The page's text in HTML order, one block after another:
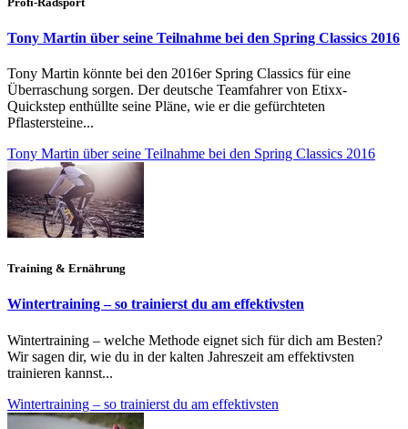
Tony Martin über seine Teilnahme bei den Spring Classics 2016
Tony Martin könnte bei den 2016er Spring Classics für eine
Überraschung sorgen. Der deutsche Teamfahrer von Etixx-
Quickstep enthüllte seine Pläne, wie er die gefürchteten
Pflastersteine...
Tony Martin über seine Teilnahme bei den Spring Classics 2016
Training & Ernährung
Wintertraining – so trainierst du am effektivsten
Wintertraining – welche Methode eignet sich für dich am Besten?
Wir sagen dir, wie du in der kalten Jahreszeit am effektivsten
trainieren kannst...
Wintertraining – so trainierst du am effektivsten